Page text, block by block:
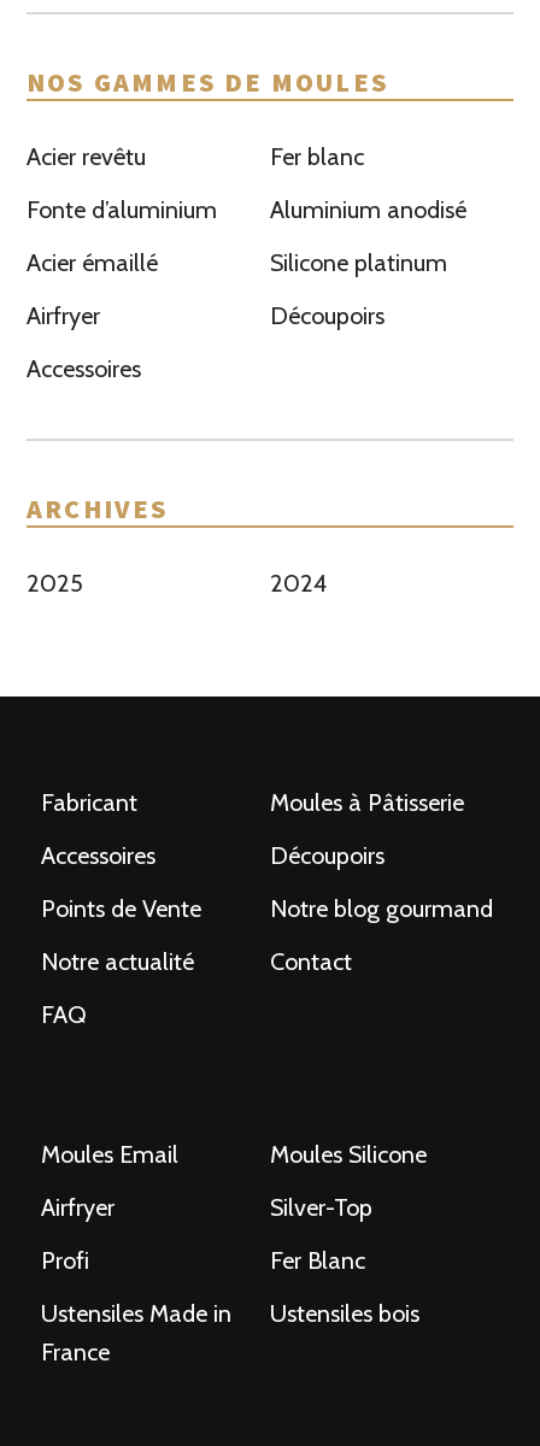
NOS GAMMES DE MOULES
Acier revêtu
Fer blanc
Fonte d’aluminium
Aluminium anodisé
Acier émaillé
Silicone platinum
Airfryer
Découpoirs
Accessoires
ARCHIVES
2025 2024
Fabricant
Moules à Pâtisserie
Accessoires
Découpoirs
Points de Vente
Notre blog gourmand
Notre actualité
Contact
FAQ
Moules Email
Moules Silicone
Airfryer
Silver-Top
Profi
Fer Blanc
Ustensiles Made in
France
Ustensiles bois